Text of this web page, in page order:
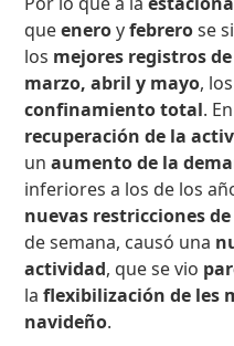
queeneroyfebrerose
los mejores registros
marzo, abril y mayo, los
confinamiento total.
recuperación de la
unaumento de la
inferiores a los de los
nuevas restricciones
de semana, causó una
actividad, que se vio
laflexibilización de les
navideño.